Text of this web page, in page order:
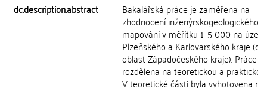
dc.description.abstract
Bakalářská práce je zaměřena na
zhodnocení inženýrskogeologického
mapování v měřítku 1: 5 000 na
Plzeňského a Karlovarského kraje
oblast Západočeského kraje). Práce je
rozdělena na teoretickou a
V teoretické části byla vyhotovena